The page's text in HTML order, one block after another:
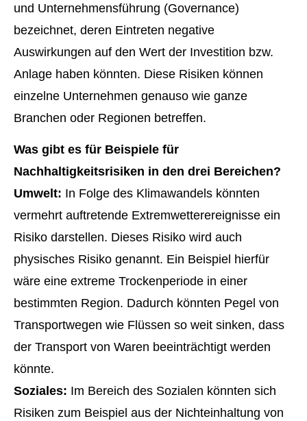
und Unternehmensführung (Governance)
bezeichnet, deren Eintreten negative
Auswirkungen auf den Wert der Investition bzw.
Anlage haben könnten. Diese Risiken können
einzelne Unternehmen genauso wie ganze
Branchen oder Regionen betreffen.
Was gibt es für Beispiele für
Nachhaltigkeitsrisiken in den drei Bereichen?
Umwelt: In Folge des Klimawandels könnten
vermehrt auftretende Extremwetterereignisse ein
Risiko darstellen. Dieses Risiko wird auch
physisches Risiko genannt. Ein Beispiel hierfür
wäre eine extreme Trockenperiode in einer
bestimmten Region. Dadurch könnten Pegel von
Transportwegen wie Flüssen so weit sinken, dass
der Transport von Waren beeinträchtigt werden
könnte.
Soziales: Im Bereich des Sozialen könnten sich
Risiken zum Beispiel aus der Nichteinhaltung von